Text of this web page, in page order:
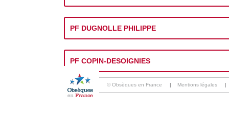
PF DUGNOLLE PHILIPPE
PF COPIN-DESOIGNIES
© Obsèques en France | Mentions légales |